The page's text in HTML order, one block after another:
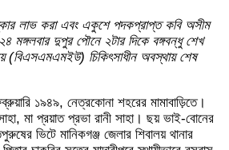
লাভ করা এবং একুশে পদকপ্রাপ্ত কবি অসীম
দুপুর পৌনে ২টার দিকে বঙ্গবন্ধু শেখ
(বিএসএমএমইউ) চিকিৎসাধীন অবস্থায় শেষ
১৯৪৯, নেত্রকোনা শহরের মামাবাড়িতে।
মা প্রয়াত প্রভা রানী সাহা। ছয় ভাই-বােনের
ভিটে মানিকগঞ্জ জেলার শিবালয় থানার